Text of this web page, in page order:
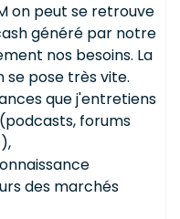
on peut se retrouve
généré par notre
nos besoins. La
se pose très vite.
que j'entretiens
forums
des marchés